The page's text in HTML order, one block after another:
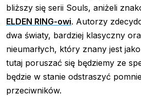
bliższy się serii Souls, aniżeli
ELDEN RING-owi. Autorzy
dwa światy, bardziej klasyczny
nieumarłych, który znany jest
tutaj poruszać się będziemy ze
będzie w stanie odstraszyć
przeciwników.